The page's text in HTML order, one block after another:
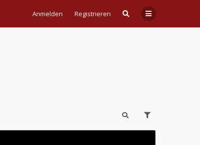
Anmelden Registrieren